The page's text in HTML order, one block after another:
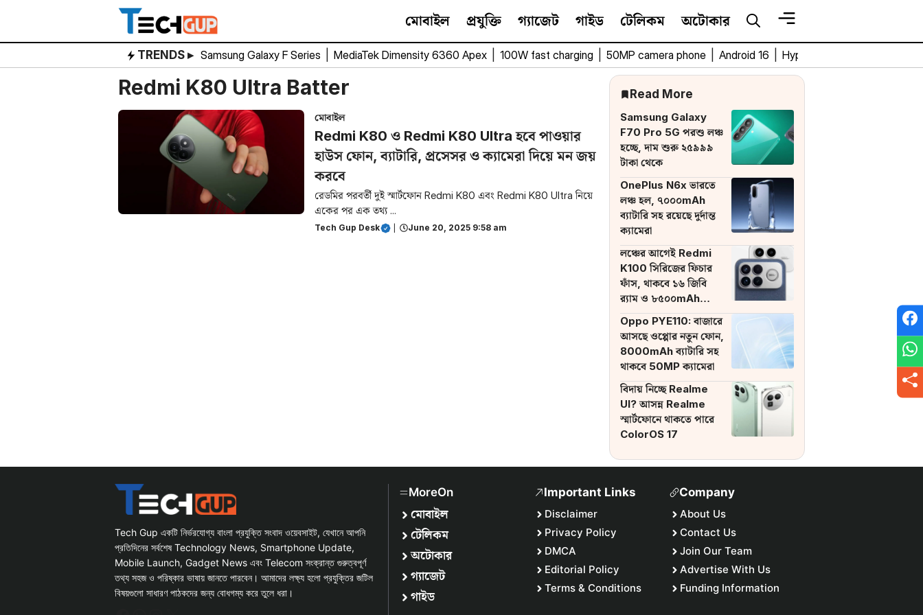
content
মোবাইল প্রযুক্তি গ্যাজেট গাইড টেলিকম অটোকার
TRENDS ▸ Samsung Galaxy F Series MediaTek Dimensity 6360 Apex 100W fast charging 50MP camera phone Android 16 HyperOS 3
Redmi K80 Ultra Batter
মোবাইল
Redmi K80 ও Redmi K80 Ultra হবে পাওয়ার
হাউস ফোন, ব্যাটারি, প্রসেসর ও ক্যামেরা দিয়ে মন জয়
করবে
রেডমির পরবর্তী দুই স্মার্টফোন Redmi K80 এবং Redmi K80 Ultra নিয়ে
একের পর এক তথ্য ...
Tech Gup Desk June 20, 2025 9:58 am
Read More
Samsung Galaxy
F70 Pro 5G পরশু লঞ্চ
হচ্ছে, দাম শুরু ২৫৯৯৯
টাকা থেকে
OnePlus N6x ভারতে
লঞ্চ হল, ৭০০০mAh
ব্যাটারি সহ রয়েছে দুর্দান্ত
ক্যামেরা
লঞ্চের আগেই Redmi
K100 সিরিজের ফিচার
ফাঁস, থাকবে ১৬ জিবি
র‌্যাম ও ৮৫০০mAh
ব্যাটারি
Oppo PYE110: বাজারে
আসছে ওপ্পোর নতুন ফোন,
8000mAh ব্যাটারি সহ
থাকবে 50MP ক্যামেরা
বিদায় নিচ্ছে Realme
UI? আসন্ন Realme
স্মার্টফোনে থাকতে পারে
ColorOS 17
Tech Gup একটি নির্ভরযোগ্য বাংলা প্রযুক্তি সংবাদ ওয়েবসাইট, যেখানে আপনি
প্রতিদিনের সর্বশেষ Technology News, Smartphone Update,
Mobile Launch, Gadget News এবং Telecom সংক্রান্ত গুরুত্বপূর্ণ
তথ্য সহজ ও পরিষ্কার ভাষায় জানতে পারবেন। আমাদের লক্ষ্য হলো প্রযুক্তির জটিল
বিষয়গুলো সাধারণ পাঠকদের জন্য বোধগম্য করে তুলে ধরা।
MoreOn
মোবাইল
টেলিকম
অটোকার
গ্যাজেট
গাইড
Important Links
Disclaimer
Privacy Policy
DMCA
Editorial Policy
Terms & Conditions
Company
About Us
Contact Us
Join Our Team
Advertise With Us
Funding Information